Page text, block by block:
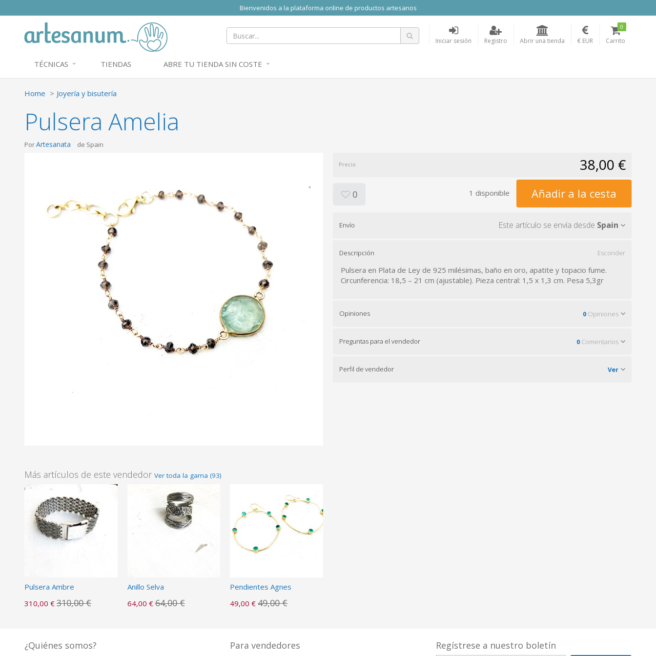
Bienvenidos a la plataforma online de productos artesanos
Iniciar sesión Registro Abrir una tienda € EUR Carrito
0
TÉCNICAS TIENDAS ABRE TU TIENDA SIN COSTE
Home Joyería y bisutería
Pulsera Amelia
PorArtesanata de Spain
Más artículos de este vendedor Ver toda la gama (93)
Pulsera Ambre
310,00 € 310,00 €
Anillo Selva
64,00 € 64,00 €
Pendientes Agnes
49,00 € 49,00 €
Precio 38,00 €
0 1 disponible Añadir a la cesta
Envío Este artículo se envía desde Spain
Descripción Esconder
Pulsera en Plata de Ley de 925 milésimas, baño en oro, apatite y topacio fume.
Circunferencia: 18,5 – 21 cm (ajustable). Pieza central: 1,5 x 1,3 cm. Pesa 5,3gr
Opiniones 0 Opiniones
Preguntas para el vendedor 0 Comentarios
Perfil de vendedor Ver
¿Quiénes somos? Para vendedores Regístrese a nuestro boletín